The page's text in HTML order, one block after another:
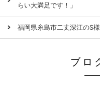
らい大満足です！」
福岡県糸島市二丈深江のS
ブロ